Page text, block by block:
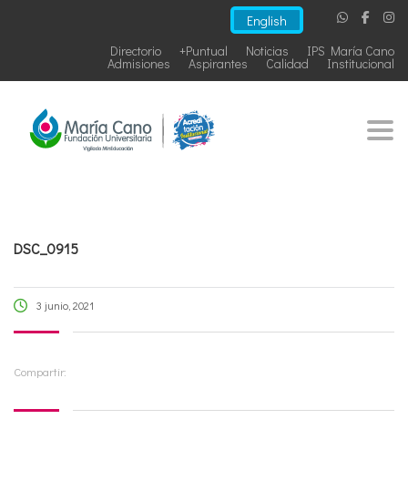
English
IPS María Cano
Noticias
+Puntual
Directorio
Institucional
Calidad
Aspirantes
Admisiones
DSC_0915
3 junio, 2021
Compartir: